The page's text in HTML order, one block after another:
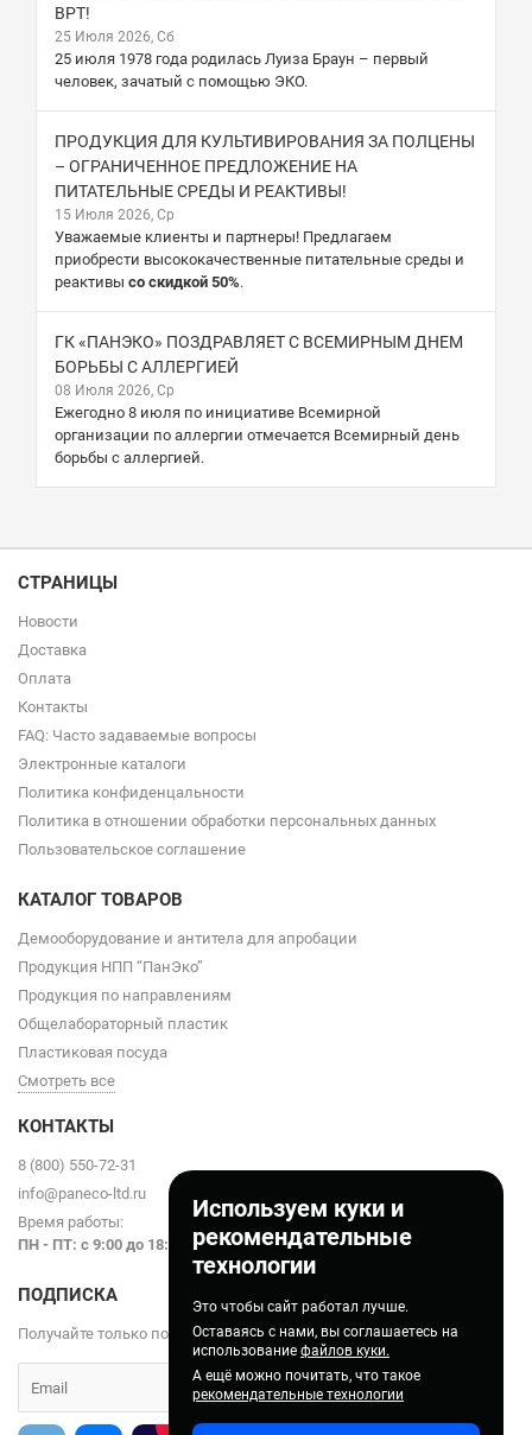
Используем куки и
рекомендательные
технологии
Это чтобы сайт работал лучше.
Оставаясь с нами, вы соглашаетесь на
использование файлов куки.
А ещё можно почитать, что такое
рекомендательные технологии
ВРТ!
25 Июля 2026, Сб
25 июля 1978 года родилась Луиза Браун – первый
человек, зачатый с помощью ЭКО.
ПРОДУКЦИЯ ДЛЯ КУЛЬТИВИРОВАНИЯ ЗА ПОЛЦЕНЫ
– ОГРАНИЧЕННОЕ ПРЕДЛОЖЕНИЕ НА
ПИТАТЕЛЬНЫЕ СРЕДЫ И РЕАКТИВЫ!
15 Июля 2026, Ср
Уважаемые клиенты и партнеры! Предлагаем
приобрести высококачественные питательные среды и
реактивы со скидкой 50%.
ГК «ПАНЭКО» ПОЗДРАВЛЯЕТ С ВСЕМИРНЫМ ДНЕМ
БОРЬБЫ С АЛЛЕРГИЕЙ
08 Июля 2026, Ср
Ежегодно 8 июля по инициативе Всемирной
организации по аллергии отмечается Всемирный день
борьбы с аллергией.
СТРАНИЦЫ
Новости
Доставка
Оплата
Контакты
FAQ: Часто задаваемые вопросы
Электронные каталоги
Политика конфиденцальности
Политика в отношении обработки персональных данных
Пользовательское соглашение
КАТАЛОГ ТОВАРОВ
Демооборудование и антитела для апробации
Продукция НПП “ПанЭко”
Продукция по направлениям
Общелабораторный пластик
Пластиковая посуда
Смотреть все
КОНТАКТЫ
8 (800) 550-72-31
info@paneco-ltd.ru
Время работы:
ПН - ПТ: с 9:00 до 18:00
ПОДПИСКА
Получайте только полезные статьи!